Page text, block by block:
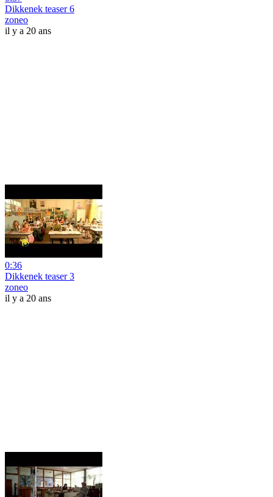
Dikkenek teaser 6
zoneo
il y a 20 ans
0:36
Dikkenek teaser 3
zoneo
il y a 20 ans